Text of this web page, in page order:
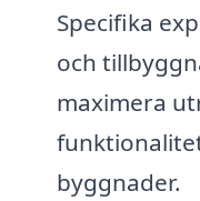
Specifika
och
maximera
byggnader.